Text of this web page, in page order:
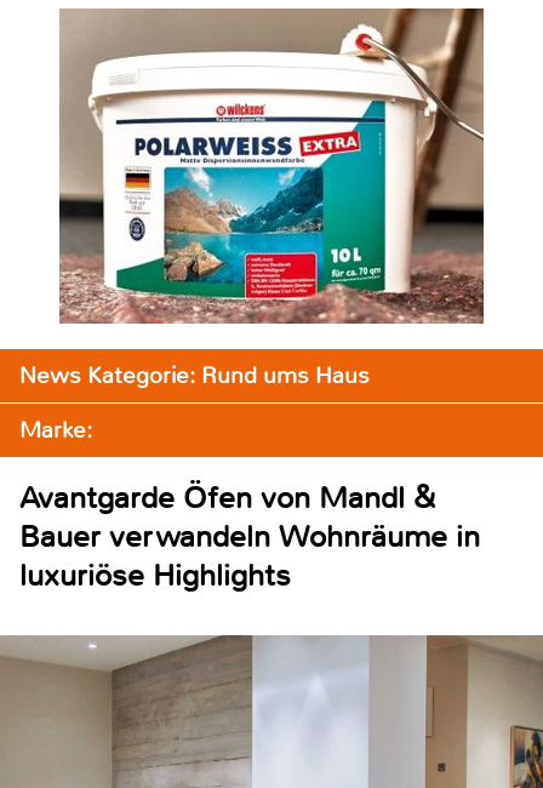
News Kategorie: Rund ums Haus
Marke:
Avantgarde Öfen von Mandl &
Bauer verwandeln Wohnräume in
luxuriöse Highlights